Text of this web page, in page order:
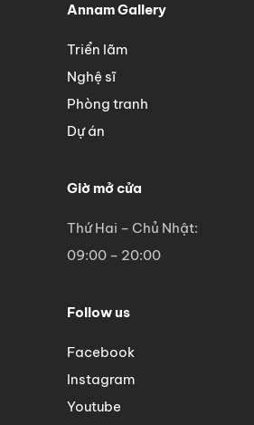
Annam Gallery
Triển lãm
Nghệ sĩ
Phòng tranh
Dự án
Giờ mở cửa
Thứ Hai – Chủ Nhật:
09:00 – 20:00
Follow us
Facebook
Instagram
Youtube